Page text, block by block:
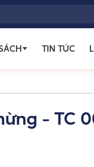
TIN TỨC
- TC